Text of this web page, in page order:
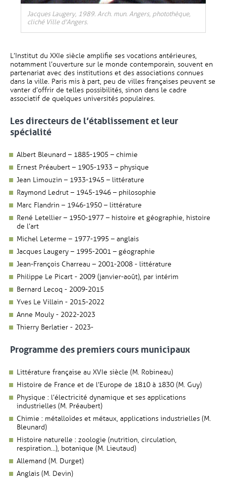
Jacques Laugery, 1989. Arch. mun. Angers, photothèque,
cliché Ville d'Angers.
L’Institut du XXIe siècle amplifie ses vocations antérieures,
notamment l’ouverture sur le monde contemporain, souvent en
partenariat avec des institutions et des associations connues
dans la ville. Paris mis à part, peu de villes françaises peuvent se
vanter d’offrir de telles possibilités, sinon dans le cadre
associatif de quelques universités populaires.
Les directeurs de l’établissement et leur
spécialité
Albert Bleunard – 1885-1905 – chimie
Ernest Préaubert – 1905-1933 – physique
Jean Limouzin – 1933-1945 – littérature
Raymond Ledrut – 1945-1946 – philosophie
Marc Flandrin – 1946-1950 – littérature
René Letellier – 1950-1977 – histoire et géographie, histoire
de l’art
Michel Leterme – 1977-1995 – anglais
Jacques Laugery – 1995-2001 – géographie
Jean-François Charreau – 2001-2008 - littérature
Philippe Le Picart - 2009 (janvier-août), par intérim
Bernard Lecoq - 2009-2015
Yves Le Villain - 2015-2022
Anne Mouly - 2022-2023
Thierry Berlatier - 2023-
Programme des premiers cours municipaux
Littérature française au XVIe siècle (M. Robineau)
Histoire de France et de l’Europe de 1810 à 1830 (M. Guy)
Physique : l’électricité dynamique et ses applications
industrielles (M. Préaubert)
Chimie : métalloïdes et métaux, applications industrielles (M.
Bleunard)
Histoire naturelle : zoologie (nutrition, circulation,
respiration…), botanique (M. Lieutaud)
Allemand (M. Durget)
Anglais (M. Devin)